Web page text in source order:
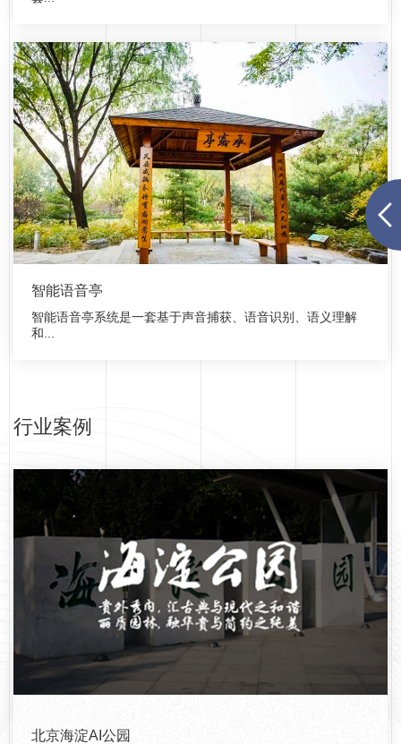
智能语音亭
智能语音亭系统是一套基于声音捕获、语音识别、语义理解
和...
行业案例
北京海淀AI公园